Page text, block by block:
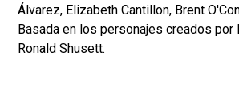
Álvarez, Elizabeth Cantillon, Brent
Basada en los personajes creados por
Ronald Shusett.